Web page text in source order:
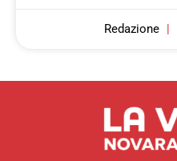
Redazione